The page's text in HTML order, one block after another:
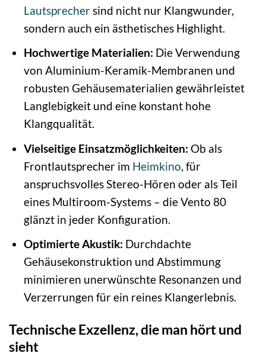
Lautsprechersind nicht nur Klangwunder,
sondern auch ein ästhetisches Highlight.
Hochwertige Materialien: Die Verwendung
von Aluminium-Keramik-Membranen und
robusten Gehäusematerialien gewährleistet
Langlebigkeit und eine konstant hohe
Klangqualität.
Vielseitige Einsatzmöglichkeiten: Ob als
Frontlautsprecher im Heimkino , für
anspruchsvolles Stereo-Hören oder als Teil
eines Multiroom-Systems – die Vento 80
glänzt in jeder Konfiguration.
Optimierte Akustik: Durchdachte
Gehäusekonstruktion und Abstimmung
minimieren unerwünschte Resonanzen und
Verzerrungen für ein reines Klangerlebnis.
Technische Exzellenz, die man hört und
sieht